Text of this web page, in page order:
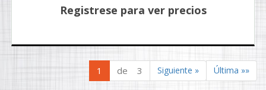
Registrese para ver precios
1 de 3 Siguiente » Última »»